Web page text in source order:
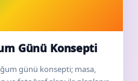
Günü Konsepti
günü konsepti; masa,